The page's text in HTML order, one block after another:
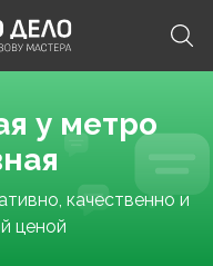
у метро
качественно и
ценой